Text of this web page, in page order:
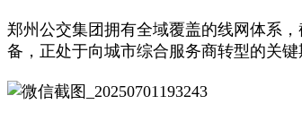
郑州公交集团拥有全域覆盖的线网体系
备，正处于向城市综合服务商转型的关键